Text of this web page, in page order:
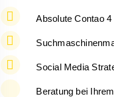
Absolute Contao
Social Media
Beratung bei